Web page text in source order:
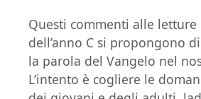
Questi commenti alle letture
dell’anno C si propongono
la parola del Vangelo nel
L’intento è cogliere le